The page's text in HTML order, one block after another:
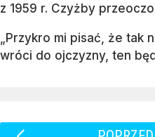
z 1959 r. Czyżby
„Przykro mi pisać, że tak
wróci do ojczyzny, ten